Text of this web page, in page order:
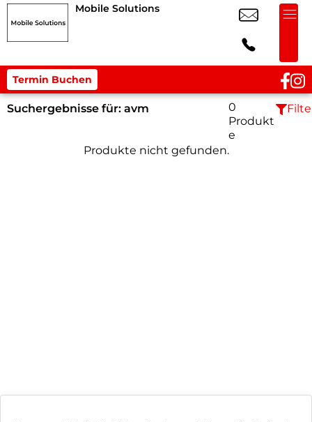
Mobile Solutions
Termin Buchen
Suchergebnisse für: avm
0
Produkt
e
Produkte nicht gefunden.